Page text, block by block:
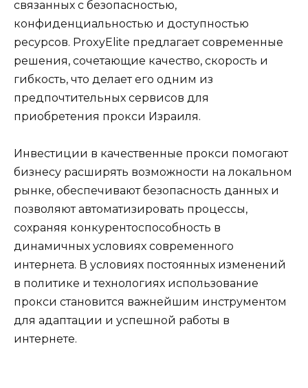
связанных с безопасностью,
конфиденциальностью и доступностью
ресурсов. ProxyElite предлагает современные
решения, сочетающие качество, скорость и
гибкость, что делает его одним из
предпочтительных сервисов для
приобретения прокси Израиля.
Инвестиции в качественные прокси помогают
бизнесу расширять возможности на локальном
рынке, обеспечивают безопасность данных и
позволяют автоматизировать процессы,
сохраняя конкурентоспособность в
динамичных условиях современного
интернета. В условиях постоянных изменений
в политике и технологиях использование
прокси становится важнейшим инструментом
для адаптации и успешной работы в
интернете.